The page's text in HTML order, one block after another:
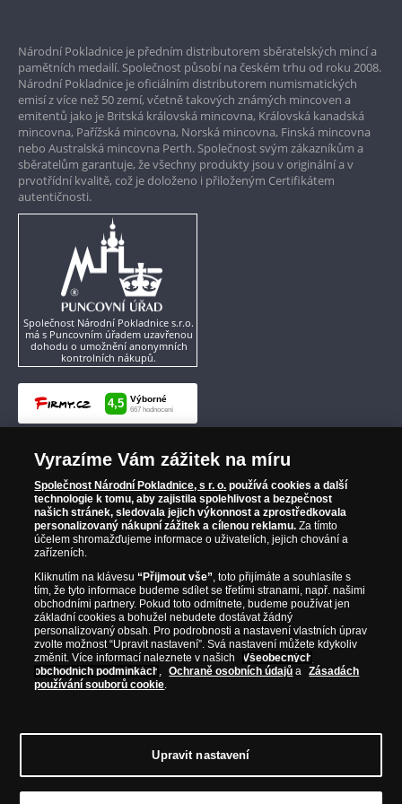
Garance nejvyšší kvality
Pouze originální produkty
Národní Pokladnice je předním distributorem sběratelských mincí a
pamětních medailí. Společnost působí na českém trhu od roku 2008.
Národní Pokladnice je oficiálním distributorem numismatických
emisí z více než 50 zemí, včetně takových známých mincoven a
emitentů jako je Britská královská mincovna, Královská kanadská
mincovna, Pařížská mincovna, Norská mincovna, Finská mincovna
nebo Australská mincovna Perth. Společnost svým zákazníkům a
sběratelům garantuje, že všechny produkty jsou v originální a v
prvotřídní kvalitě, což je doloženo i přiloženým Certifikátem
autentičnosti.
Společnost Národní Pokladnice s.r.o.
má s Puncovním úřadem uzavřenou
dohodu o umožnění anonymních
kontrolních nákupů.
Vyrazíme Vám zážitek na míru
Společnost Národní Pokladnice, s r. o. používá cookies a další
technologie k tomu, aby zajistila spolehlivost a bezpečnost
našich stránek, sledovala jejich výkonnost a zprostředkovala
personalizovaný nákupní zážitek a cílenou reklamu. Za tímto
účelem shromažďujeme informace o uživatelích, jejich chování a
zařízeních.
Kliknutím na klávesu“Přijmout vše”, toto přijímáte a souhlasíte s
tím, že tyto informace budeme sdílet se třetími stranami, např. našimi
obchodními partnery. Pokud toto odmítnete, budeme používat jen
základní cookies a bohužel nebudete dostávat žádný
personalizovaný obsah. Pro podrobnosti a nastavení vlastních úprav
zvolte možnost “Upravit nastavení”. Svá nastavení můžete kdykoliv
změnit. Více informací naleznete v našich
Všeobecných
obchodních podmínkách , Ochraně osobních údajů a
Zásadách
používání souborů cookie.
Upravit nastavení